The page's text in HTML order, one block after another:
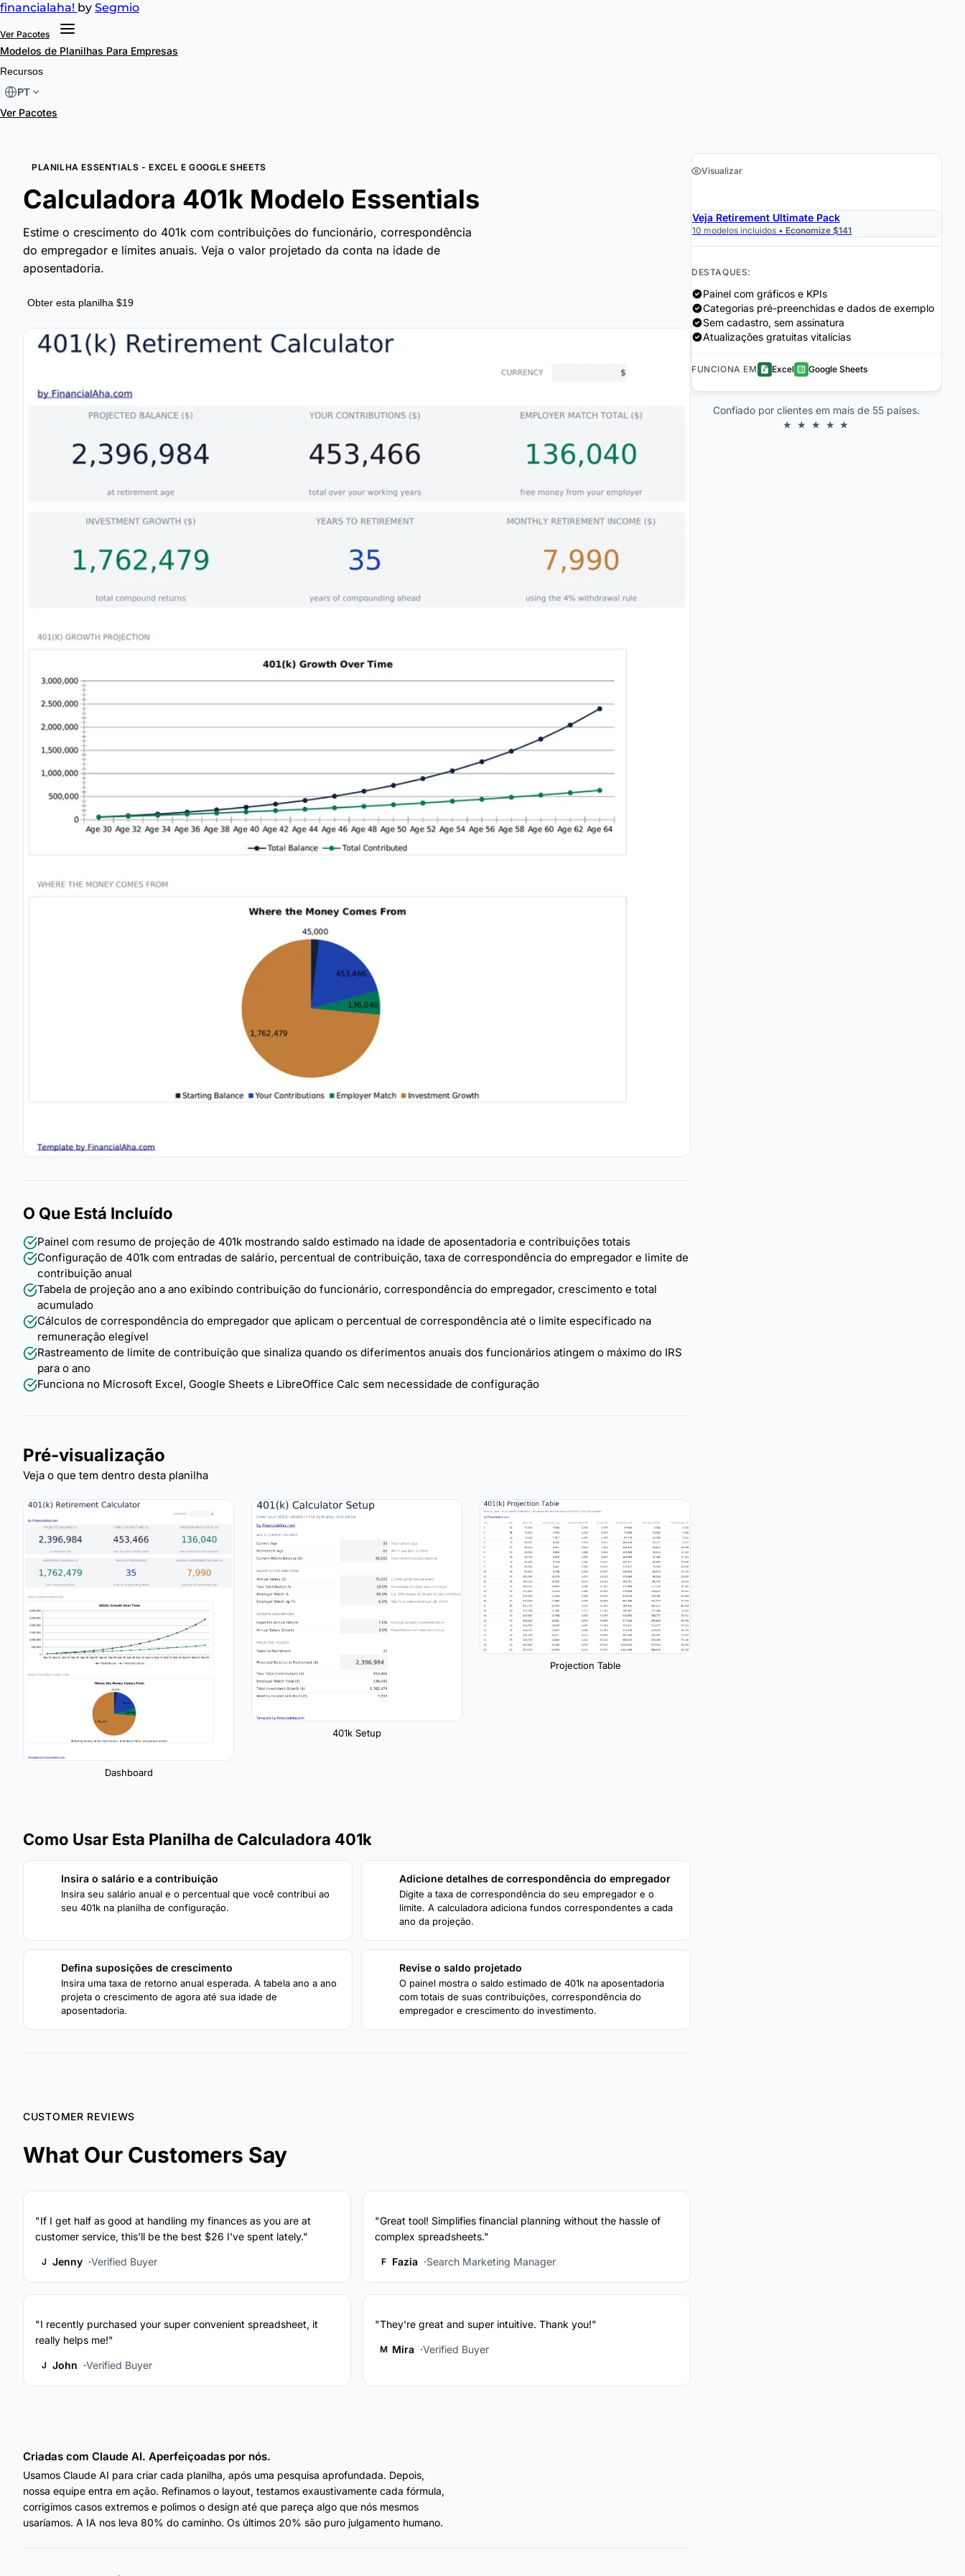
financialaha! by Segmio
Ver Pacotes
Modelos de Planilhas Para Empresas
Recursos
PT
Ver Pacotes
PLANILHA ESSENTIALS - EXCEL E GOOGLE SHEETS
Calculadora 401k Modelo Essentials
Estime o crescimento do 401k com contribuições do funcionário, correspondência
do empregador e limites anuais. Veja o valor projetado da conta na idade de
aposentadoria.
Obter esta planilha $19
O Que Está Incluído
Painel com resumo de projeção de 401k mostrando saldo estimado na idade de aposentadoria e contribuições totais
Configuração de 401k com entradas de salário, percentual de contribuição, taxa de correspondência do empregador e limite de
contribuição anual
Tabela de projeção ano a ano exibindo contribuição do funcionário, correspondência do empregador, crescimento e total
acumulado
Cálculos de correspondência do empregador que aplicam o percentual de correspondência até o limite especificado na
remuneração elegível
Rastreamento de limite de contribuição que sinaliza quando os diferimentos anuais dos funcionários atingem o máximo do IRS
para o ano
Funciona no Microsoft Excel, Google Sheets e LibreOffice Calc sem necessidade de configuração
Pré-visualização
Veja o que tem dentro desta planilha
Dashboard
401k Setup
Projection Table
Como Usar Esta Planilha de Calculadora 401k
Insira o salário e a contribuição
Insira seu salário anual e o percentual que você contribui ao
seu 401k na planilha de configuração.
Adicione detalhes de correspondência do empregador
Digite a taxa de correspondência do seu empregador e o
limite. A calculadora adiciona fundos correspondentes a cada
ano da projeção.
Defina suposições de crescimento
Insira uma taxa de retorno anual esperada. A tabela ano a ano
projeta o crescimento de agora até sua idade de
aposentadoria.
Revise o saldo projetado
O painel mostra o saldo estimado de 401k na aposentadoria
com totais de suas contribuições, correspondência do
empregador e crescimento do investimento.
CUSTOMER REVIEWS
What Our Customers Say
"If I get half as good at handling my finances as you are at
customer service, this'll be the best $26 I've spent lately."
J Jenny Verified Buyer
"Great tool! Simplifies financial planning without the hassle of
complex spreadsheets."
F Fazia Search Marketing Manager
"I recently purchased your super convenient spreadsheet, it
really helps me!"
J John Verified Buyer
"They're great and super intuitive. Thank you!"
M Mira Verified Buyer
Criadas com Claude AI. Aperfeiçoadas por nós.
Usamos Claude AI para criar cada planilha, após uma pesquisa aprofundada. Depois,
nossa equipe entra em ação. Refinamos o layout, testamos exaustivamente cada fórmula,
corrigimos casos extremos e polimos o design até que pareça algo que nós mesmos
usaríamos. A IA nos leva 80% do caminho. Os últimos 20% são puro julgamento humano.
Visualizar
Veja Retirement Ultimate Pack
10 modelos incluidos • Economize $141
DESTAQUES:
Painel com gráficos e KPIs
Categorias pré-preenchidas e dados de exemplo
Sem cadastro, sem assinatura
Atualizações gratuitas vitalícias
FUNCIONA EM Excel Google Sheets
Confiado por clientes em mais de 55 países.
★ ★ ★ ★ ★